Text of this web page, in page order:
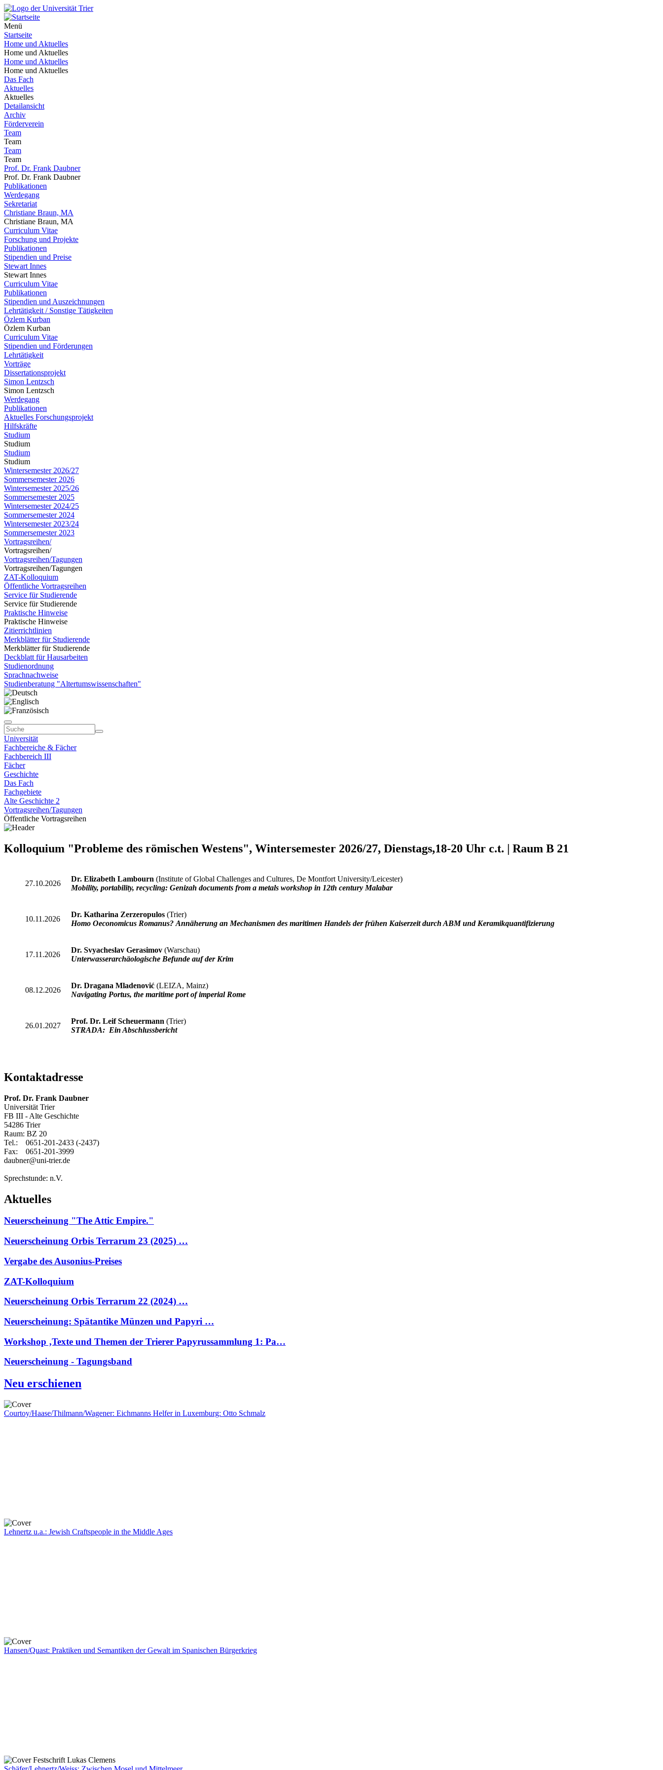
Menü
Startseite
Home und Aktuelles
Home und Aktuelles
Home und Aktuelles
Home und Aktuelles
Das Fach
Aktuelles
Aktuelles
Detailansicht
Archiv
Förderverein
Team
Team
Team
Team
Prof. Dr. Frank Daubner
Prof. Dr. Frank Daubner
Publikationen
Werdegang
Sekretariat
Christiane Braun, MA
Christiane Braun, MA
Curriculum Vitae
Forschung und Projekte
Publikationen
Stipendien und Preise
Stewart Innes
Stewart Innes
Curriculum Vitae
Publikationen
Stipendien und Auszeichnungen
Lehrtätigkeit / Sonstige Tätigkeiten
Özlem Kurban
Özlem Kurban
Curriculum Vitae
Stipendien und Förderungen
Lehrtätigkeit
Vorträge
Dissertationsprojekt
Simon Lentzsch
Simon Lentzsch
Werdegang
Publikationen
Aktuelles Forschungsprojekt
Hilfskräfte
Studium
Studium
Studium
Studium
Wintersemester 2026/27
Sommersemester 2026
Wintersemester 2025/26
Sommersemester 2025
Wintersemester 2024/25
Sommersemester 2024
Wintersemester 2023/24
Sommersemester 2023
Vortragsreihen/
Vortragsreihen/
Vortragsreihen/Tagungen
Vortragsreihen/Tagungen
ZAT-Kolloquium
Öffentliche Vortragsreihen
Service für Studierende
Service für Studierende
Praktische Hinweise
Praktische Hinweise
Zitierrichtlinien
Merkblätter für Studierende
Merkblätter für Studierende
Deckblatt für Hausarbeiten
Studienordnung
Sprachnachweise
Studienberatung "Altertumswissenschaften"
Universität
Fachbereiche & Fächer
Fachbereich III
Fächer
Geschichte
Das Fach
Fachgebiete
Alte Geschichte 2
Vortragsreihen/Tagungen
Öffentliche Vortragsreihen
Kolloquium "Probleme des römischen Westens", Wintersemester 2026/27, Dienstags,18-20 Uhr c.t. | Raum B 21
27.10.2026
Dr. Elizabeth Lambourn (Institute of Global Challenges and Cultures, De Montfort University/Leicester)
Mobility, portability, recycling: Genizah documents from a metals workshop in 12th century Malabar
10.11.2026
Dr. Katharina Zerzeropulos (Trier)
Homo Oeconomicus Romanus? Annäherung an Mechanismen des maritimen Handels der frühen Kaiserzeit durch ABM und Keramikquantifizierung
17.11.2026
Dr. Svyacheslav Gerasimov (Warschau)
Unterwasserarchäologische Befunde auf der Krim
08.12.2026
Dr. Dragana Mladenović (LEIZA, Mainz)
Navigating Portus, the maritime port of imperial Rome
26.01.2027
Prof. Dr. Leif Scheuermann (Trier)
STRADA: Ein Abschlussbericht
Kontaktadresse
Prof. Dr. Frank Daubner
Universität Trier
FB III - Alte Geschichte
54286 Trier
Raum: BZ 20
Tel.: 0651-201-2433 (-2437)
Fax: 0651-201-3999
daubner@uni-trier.de
Sprechstunde: n.V.
Aktuelles
Neuerscheinung "The Attic Empire."
Neuerscheinung Orbis Terrarum 23 (2025) …
Vergabe des Ausonius-Preises
ZAT-Kolloquium
Neuerscheinung Orbis Terrarum 22 (2024) …
Neuerscheinung: Spätantike Münzen und Papyri …
Workshop ‚Texte und Themen der Trierer Papyrussammlung 1: Pa…
Neuerscheinung - Tagungsband
Neu erschienen
Courtoy/Haase/Thilmann/Wagener: Eichmanns Helfer in Luxemburg: Otto Schmalz
Lehnertz u.a.: Jewish Craftspeople in the Middle Ages
Hansen/Quast: Praktiken und Semantiken der Gewalt im Spanischen Bürgerkrieg